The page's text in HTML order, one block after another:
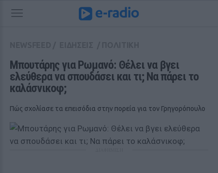
Μπουτάρης για Ρωμανό: Θέλει να βγει
ελεύθερα να σπουδάσει και τι; Να πάρει το
καλάσνικοφ;
Πώς σχολίασε τα επεισόδια στην πορεία για τον Γρηγορόπουλο